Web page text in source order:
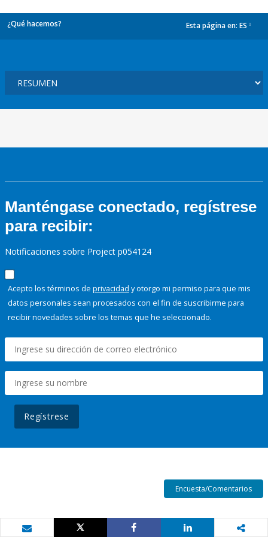
¿Qué hacemos? Esta página en: ES
Manténgase conectado, regístrese
para recibir:
Notificaciones sobre Project p054124
Acepto los términos de privacidad y otorgo mi permiso para que mis
datos personales sean procesados con el fin de suscribirme para
recibir novedades sobre los temas que he seleccionado.
Regístrese
Encuesta/Comentarios